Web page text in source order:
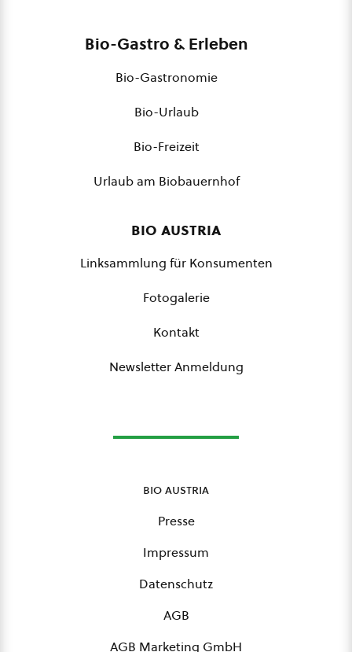
Bio-Gastro & Erleben
Bio-Gastronomie
Bio-Urlaub
Bio-Freizeit
Urlaub am Biobauernhof
bio austria
Linksammlung für Konsumenten
Fotogalerie
Kontakt
Newsletter Anmeldung
bio austria
Presse
Impressum
Datenschutz
AGB
AGB Marketing GmbH